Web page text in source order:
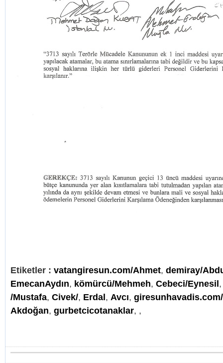
Etiketler : vatangiresun.com/Ahmet, demiray/
EmecanAydın, kömürcü/Mehmeh, Cebeci/Eynesil
/Mustafa, Civek/, Erdal, Avcı,
Akdoğan, gurbetcicotanaklar, ,